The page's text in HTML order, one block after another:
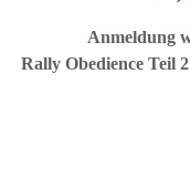
Anmeldung
Rally Obedience Teil